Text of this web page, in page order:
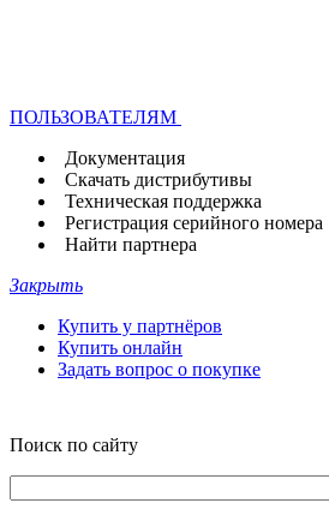
ПОЛЬЗОВАТЕЛЯМ
Документация
Скачать дистрибутивы
Техническая поддержка
Регистрация серийного номера
Найти партнера
Закрыть
Купить у партнёров
Купить онлайн
Задать вопрос о покупке
Поиск по сайту